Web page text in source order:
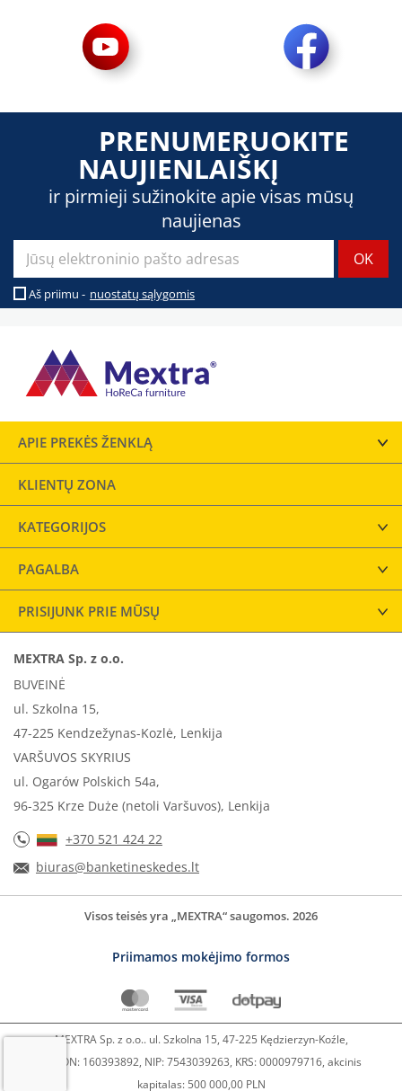
PRENUMERUOKITE
NAUJIENLAIŠKĮ
ir pirmieji sužinokite apie visas mūsų
naujienas
Aš priimu - nuostatų sąlygomis
APIE PREKĖS ŽENKLĄ
KLIENTŲ ZONA
KATEGORIJOS
PAGALBA
PRISIJUNK PRIE MŪSŲ
MEXTRA Sp. z o.o.
BUVEINĖ
ul. Szkolna 15,
47-225 Kendzežynas-Kozlė, Lenkija
VARŠUVOS SKYRIUS
ul. Ogarów Polskich 54a,
96-325 Krze Duże (netoli Varšuvos), Lenkija
+370 521 424 22
biuras@banketineskedes.lt
Visos teisės yra „MEXTRA“ saugomos. 2026
Priimamos mokėjimo formos
MEXTRA Sp. z o.o.. ul. Szkolna 15, 47-225 Kędzierzyn-Koźle,
REGON: 160393892, NIP: 7543039263, KRS: 0000979716, akcinis
kapitalas: 500 000,00 PLN